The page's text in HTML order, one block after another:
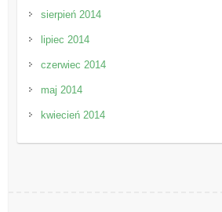
sierpień 2014
lipiec 2014
czerwiec 2014
maj 2014
kwiecień 2014